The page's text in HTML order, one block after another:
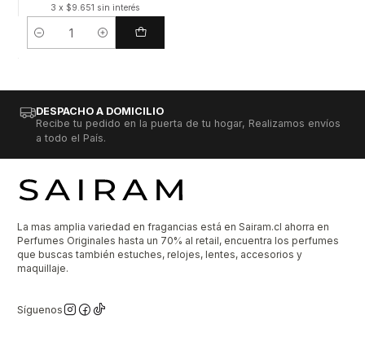
3 x $9.651 sin interés
Cantidad
DESPACHO A DOMICILIO
Recibe tu pedido en la puerta de tu hogar, Realizamos envíos
a todo el País.
La mas amplia variedad en fragancias está en Sairam.cl ahorra en
Perfumes Originales hasta un 70% al retail, encuentra los perfumes
que buscas también estuches, relojes, lentes, accesorios y
maquillaje.
Síguenos